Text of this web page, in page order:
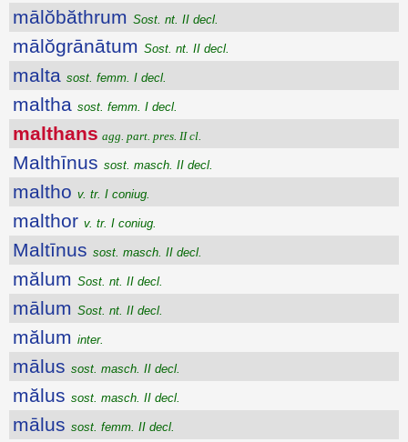
mālŏbăthrum Sost. nt. II decl.
mālŏgrānātum Sost. nt. II decl.
malta sost. femm. I decl.
maltha sost. femm. I decl.
malthans agg. part. pres. II cl.
Malthīnus sost. masch. II decl.
maltho v. tr. I coniug.
malthor v. tr. I coniug.
Maltīnus sost. masch. II decl.
mălum Sost. nt. II decl.
mālum Sost. nt. II decl.
mălum inter.
mālus sost. masch. II decl.
mălus sost. masch. II decl.
mālus sost. femm. II decl.